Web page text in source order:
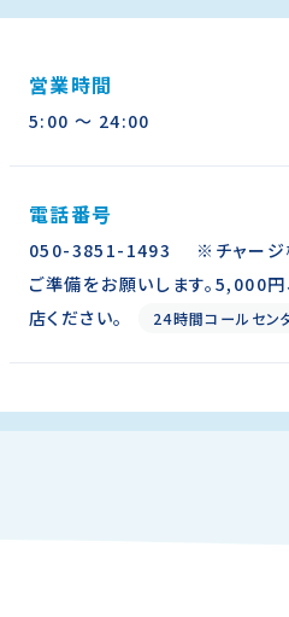
営業時間
5:00 〜 24:00
電話番号
050-3851-1493 ※チャージ
ご準備をお願いします。5,000
店ください。
24時間コールセン